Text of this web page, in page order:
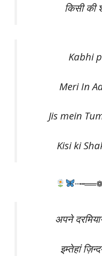
किसी की
Kabhi
Meri In
Jis mein
Kisi ki
अपने
इम्तेहां